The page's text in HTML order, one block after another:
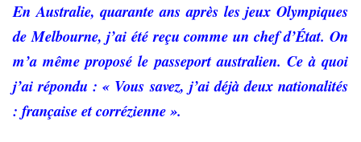
En Australie, quarante ans après les jeux Olympiques
de Melbourne, j’ai été reçu comme un chef d’État. On
m’a même proposé le passeport australien. Ce à quoi
j’ai répondu : « Vous savez, j’ai déjà deux nationalités
: française et corrézienne ».